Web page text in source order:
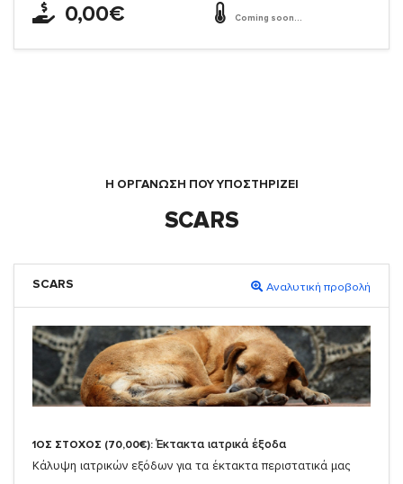
0,00€ Coming soon...
Η ΟΡΓΆΝΩΣΗ ΠΟΥ ΥΠΟΣΤΗΡΙΖΕΙ
SCARS
SCARS Αναλυτική προβολή
1ΟΣ ΣΤΟΧΟΣ (70,00€): Έκτακτα ιατρικά έξοδα
Κάλυψη ιατρικών εξόδων για τα έκτακτα περιστατικά μας